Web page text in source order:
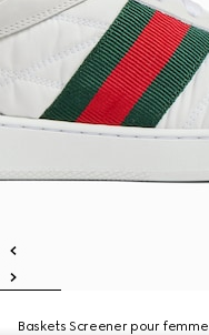
Baskets Screener pour femme